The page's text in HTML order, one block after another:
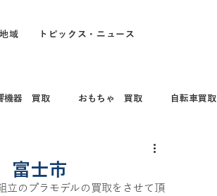
域 トピックス・ニュース
機器 買取 おもちゃ 買取 自転車買取
富士市
立のプラモデルの買取をさせて頂